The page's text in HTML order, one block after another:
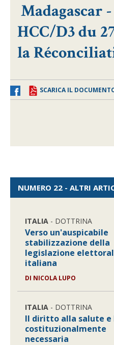
Madagascar
HCC/D3 du
la
SCARICA IL
NUMERO 22 - ALTRI
ITALIA - DOTTRINA
Verso un'auspicabile
stabilizzazione della
legislazione
italiana
DI NICOLA LUPO
ITALIA - DOTTRINA
Il diritto alla salute e
costituzionalmente
necessaria